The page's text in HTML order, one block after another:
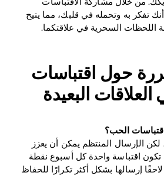
تفكر به وتحمله في قلبك، مما يتيح
اللحظات السحرية في علاقتكما.
حول اقتباسات
البعيدة
الحب؟
الإرسال المنتظم يمكن أن يعزز
تكون اقتباسة واحدة كل أسبوع نقطة
إرسالها بشكل أكثر تكرارًا للحفاظ